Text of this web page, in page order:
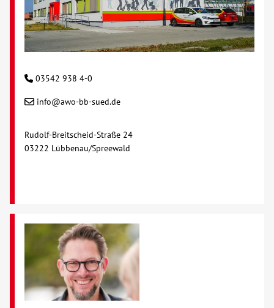
03542 938 4-0
info@awo-bb-sued.de
Rudolf-Breitscheid-Straße 24
03222 Lübbenau/Spreewald